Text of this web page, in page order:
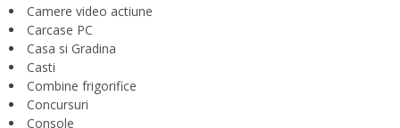
Camere video actiune
Carcase PC
Casa si Gradina
Casti
Combine frigorifice
Concursuri
Console